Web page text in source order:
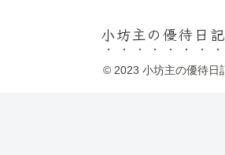
小坊主の優待日
© 2023 小坊主の優待日